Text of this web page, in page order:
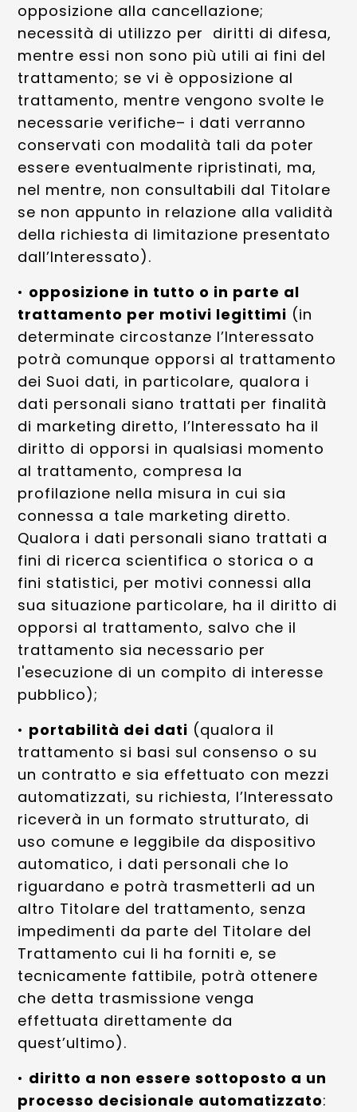
opposizione alla cancellazione;
necessità di utilizzo per diritti di difesa,
mentre essi non sono più utili ai fini del
trattamento; se vi è opposizione al
trattamento, mentre vengono svolte le
necessarie verifiche– i dati verranno
conservati con modalità tali da poter
essere eventualmente ripristinati, ma,
nel mentre, non consultabili dal Titolare
se non appunto in relazione alla validità
della richiesta di limitazione presentato
dall’Interessato).
• opposizione in tutto o in parte al
trattamento per motivi legittimi (in
determinate circostanze l’Interessato
potrà comunque opporsi al trattamento
dei Suoi dati, in particolare, qualora i
dati personali siano trattati per finalità
di marketing diretto, l’Interessato ha il
diritto di opporsi in qualsiasi momento
al trattamento, compresa la
profilazione nella misura in cui sia
connessa a tale marketing diretto.
Qualora i dati personali siano trattati a
fini di ricerca scientifica o storica o a
fini statistici, per motivi connessi alla
sua situazione particolare, ha il diritto di
opporsi al trattamento, salvo che il
trattamento sia necessario per
l'esecuzione di un compito di interesse
pubblico);
• portabilità dei dati (qualora il
trattamento si basi sul consenso o su
un contratto e sia effettuato con mezzi
automatizzati, su richiesta, l’Interessato
riceverà in un formato strutturato, di
uso comune e leggibile da dispositivo
automatico, i dati personali che lo
riguardano e potrà trasmetterli ad un
altro Titolare del trattamento, senza
impedimenti da parte del Titolare del
Trattamento cui li ha forniti e, se
tecnicamente fattibile, potrà ottenere
che detta trasmissione venga
effettuata direttamente da
quest’ultimo).
• diritto a non essere sottoposto a un
processo decisionale automatizzato: